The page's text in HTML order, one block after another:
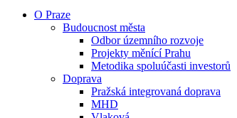
O Praze
Budoucnost města
Odbor územního rozvoje
Projekty měnící Prahu
Metodika spoluúčasti investorů
Doprava
Pražská integrovaná doprava
MHD